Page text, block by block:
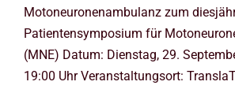
Motoneuronenambulanz zum
Patientensymposium für
(MNE) Datum: Dienstag, 29.
19:00 Uhr Veranstaltungsort: